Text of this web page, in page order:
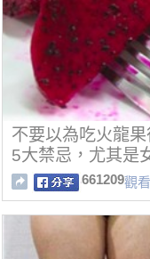
不要以為吃火龍
5大禁忌，尤其是
661209觀看